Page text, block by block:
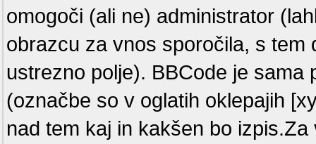
omogoči (ali ne) administrator
obrazcu za vnos sporočila, s tem
ustrezno polje). BBCode je sama
(označbe so v oglatih oklepajih
nad tem kaj in kakšen bo